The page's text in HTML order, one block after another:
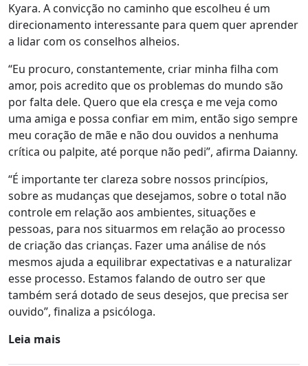
Kyara. A convicção no caminho que escolheu é um
direcionamento interessante para quem quer aprender
a lidar com os conselhos alheios.
“Eu procuro, constantemente, criar minha filha com
amor, pois acredito que os problemas do mundo são
por falta dele. Quero que ela cresça e me veja como
uma amiga e possa confiar em mim, então sigo sempre
meu coração de mãe e não dou ouvidos a nenhuma
crítica ou palpite, até porque não pedi”, afirma Daianny.
“É importante ter clareza sobre nossos princípios,
sobre as mudanças que desejamos, sobre o total não
controle em relação aos ambientes, situações e
pessoas, para nos situarmos em relação ao processo
de criação das crianças. Fazer uma análise de nós
mesmos ajuda a equilibrar expectativas e a naturalizar
esse processo. Estamos falando de outro ser que
também será dotado de seus desejos, que precisa ser
ouvido”, finaliza a psicóloga.
Leia mais